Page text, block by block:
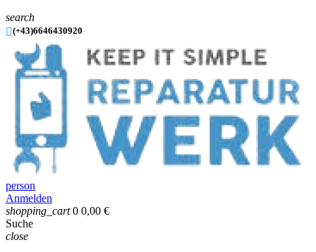
search
(+43)6646430920
person
Anmelden
shopping_cart 0 0,00 €
Suche
close